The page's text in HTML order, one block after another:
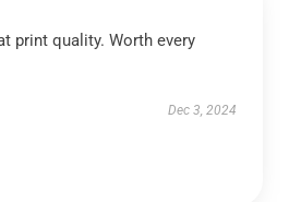
print quality. Worth every
Dec 3, 2024